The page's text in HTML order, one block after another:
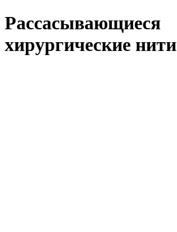
Рассасывающиеся
хирургические нити